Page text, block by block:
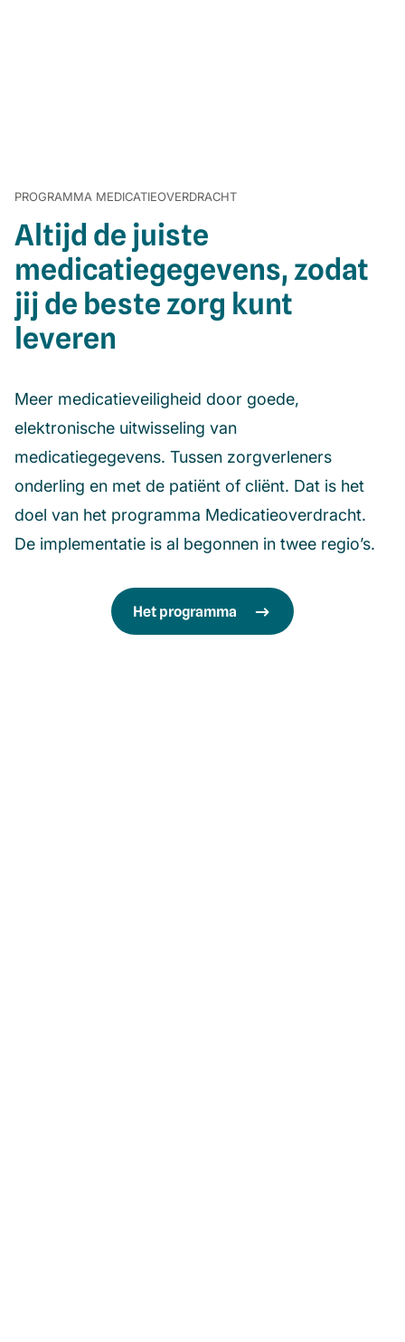
PROGRAMMA MEDICATIEOVERDRACHT
Altijd de juiste
medicatiegegevens, zodat
jij de beste zorg kunt
leveren
Meer medicatieveiligheid door goede,
elektronische uitwisseling van
medicatiegegevens. Tussen zorgverleners
onderling en met de patiënt of cliënt. Dat is het
doel van het programma Medicatieoverdracht.
De implementatie is al begonnen in twee regio’s.
Het programma